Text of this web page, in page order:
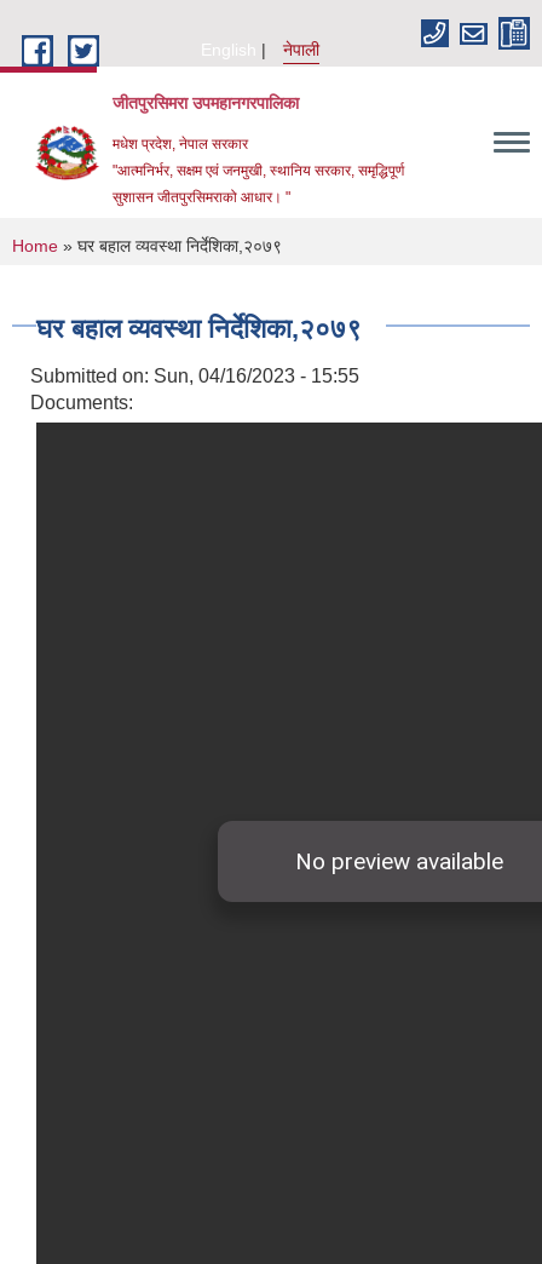
English
नेपाली
जीतपुरसिमरा उपमहानगरपालिका
मधेश प्रदेश, नेपाल सरकार
"आत्मनिर्भर, सक्षम एवं जनमुखी, स्थानिय सरकार, समृद्धिपूर्ण
सुशासन जीतपुरसिमराको आधार। "
You are here
Home » घर बहाल व्यवस्था निर्देशिका,२०७९
घर बहाल व्यवस्था निर्देशिका,२०७९
Submitted on: Sun, 04/16/2023 - 15:55
Documents: